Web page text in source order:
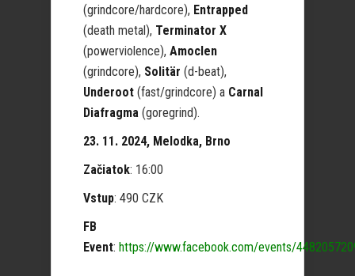
(grindcore/hardcore), Entrapped
(death metal), Terminator X
(powerviolence), Amoclen
(grindcore), Solitär (d-beat),
Underoot (fast/grindcore) a Carnal
Diafragma (goregrind).
23. 11. 2024, Melodka, Brno
Začiatok: 16:00
Vstup: 490 CZK
FB
Event: https://www.facebook.com/events/